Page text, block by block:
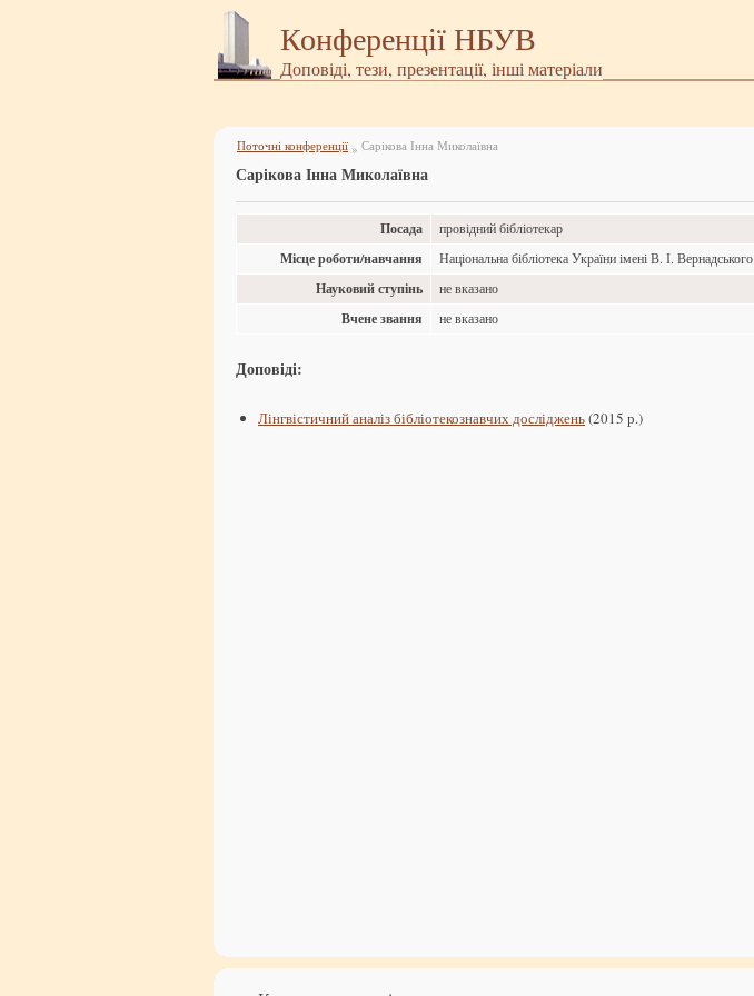
Конференції НБУВ
Доповіді, тези, презентації, інші матеріали
Поточні конференції » Сарікова Інна Миколаївна
Сарікова Інна Миколаївна
Посада провідний бібліотекар
Місце роботи/навчання Національна бібліотека України імені В. І. Вернадського
Науковий ступінь не вказано
Вчене звання не вказано
Доповіді:
Лінгвістичний аналіз бібліотекознавчих досліджень(2015 р.)